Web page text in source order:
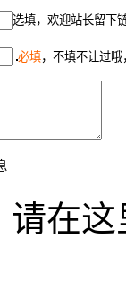
选填，欢迎站长留下
必填，不填不让过
在这